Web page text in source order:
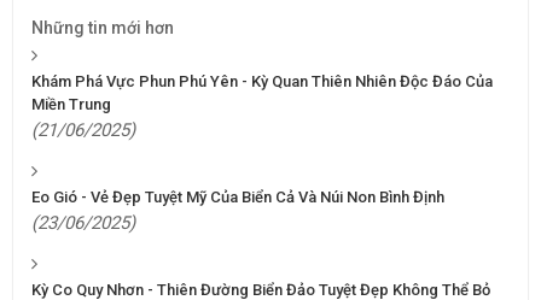
Những tin mới hơn
Khám Phá Vực Phun Phú Yên - Kỳ Quan Thiên Nhiên Độc Đáo Của
Miền Trung
(21/06/2025)
Eo Gió - Vẻ Đẹp Tuyệt Mỹ Của Biển Cả Và Núi Non Bình Định
(23/06/2025)
Kỳ Co Quy Nhơn - Thiên Đường Biển Đảo Tuyệt Đẹp Không Thể Bỏ